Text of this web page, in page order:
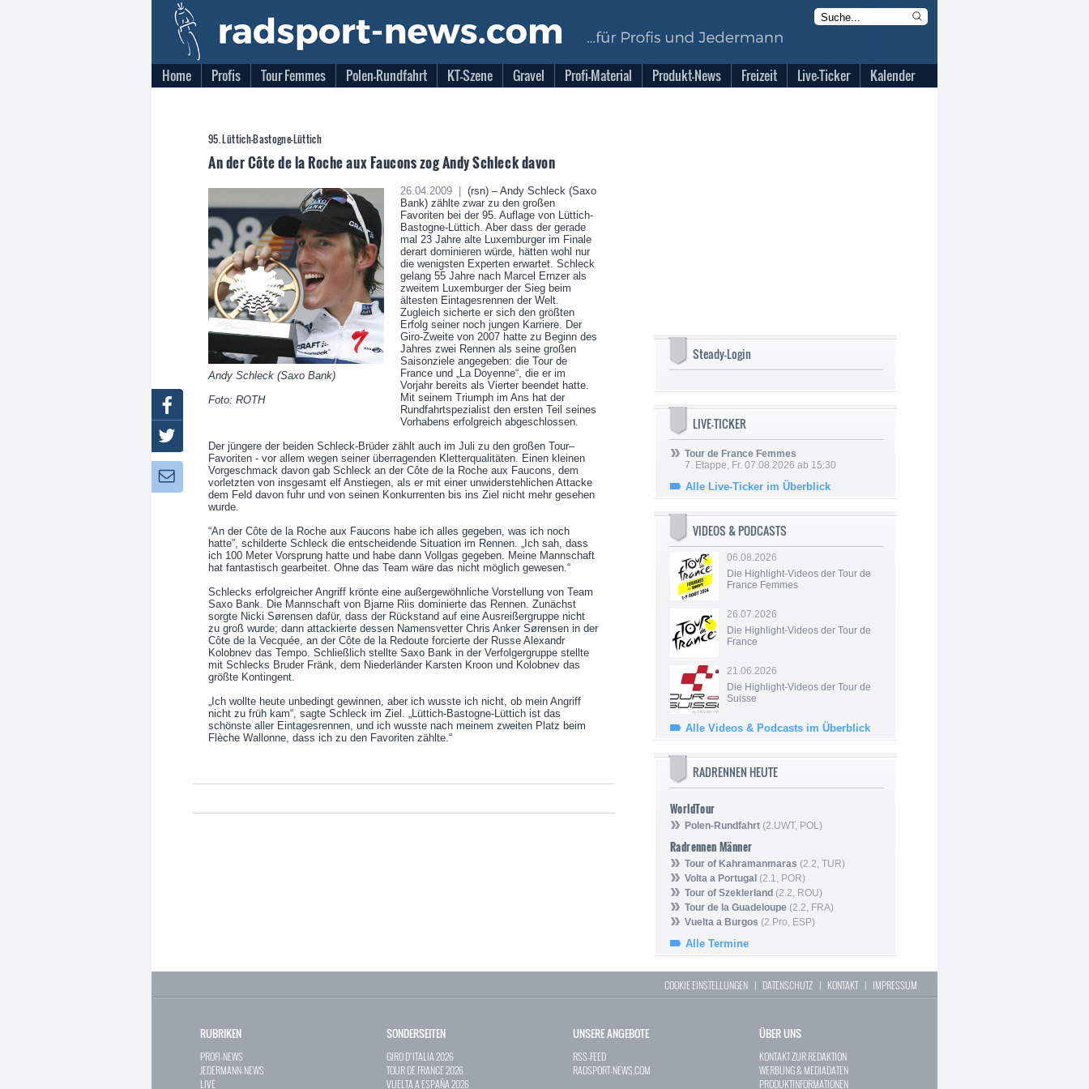
Home Profis Tour Femmes Polen-Rundfahrt KT-Szene Gravel Profi-Material Produkt-News Freizeit Live-Ticker Kalender
95. Lüttich-Bastogne-Lüttich
An der Côte de la Roche aux Faucons zog Andy Schleck davon
Andy Schleck (Saxo Bank)
Foto: ROTH
26.04.2009 |
(rsn) – Andy Schleck (Saxo
Bank) zählte zwar zu den großen
Favoriten bei der 95. Auflage von Lüttich-
Bastogne-Lüttich. Aber dass der gerade
mal 23 Jahre alte Luxemburger im Finale
derart dominieren würde, hätten wohl nur
die wenigsten Experten erwartet. Schleck
gelang 55 Jahre nach Marcel Ernzer als
zweitem Luxemburger der Sieg beim
ältesten Eintagesrennen der Welt.
Zugleich sicherte er sich den größten
Erfolg seiner noch jungen Karriere. Der
Giro-Zweite von 2007 hatte zu Beginn des
Jahres zwei Rennen als seine großen
Saisonziele angegeben: die Tour de
France und „La Doyenne“, die er im
Vorjahr bereits als Vierter beendet hatte.
Mit seinem Triumph im Ans hat der
Rundfahrtspezialist den ersten Teil seines
Vorhabens erfolgreich abgeschlossen.
Der jüngere der beiden Schleck-Brüder zählt auch im Juli zu den großen Tour–
Favoriten - vor allem wegen seiner überragenden Kletterqualitäten. Einen kleinen
Vorgeschmack davon gab Schleck an der Côte de la Roche aux Faucons, dem
vorletzten von insgesamt elf Anstiegen, als er mit einer unwiderstehlichen Attacke
dem Feld davon fuhr und von seinen Konkurrenten bis ins Ziel nicht mehr gesehen
wurde.
“An der Côte de la Roche aux Faucons habe ich alles gegeben, was ich noch
hatte”, schilderte Schleck die entscheidende Situation im Rennen. „Ich sah, dass
ich 100 Meter Vorsprung hatte und habe dann Vollgas gegeben. Meine Mannschaft
hat fantastisch gearbeitet. Ohne das Team wäre das nicht möglich gewesen.“
Schlecks erfolgreicher Angriff krönte eine außergewöhnliche Vorstellung von Team
Saxo Bank. Die Mannschaft von Bjarne Riis dominierte das Rennen. Zunächst
sorgte Nicki Sørensen dafür, dass der Rückstand auf eine Ausreißergruppe nicht
zu groß wurde; dann attackierte dessen Namensvetter Chris Anker Sørensen in der
Côte de la Vecquée, an der Côte de la Redoute forcierte der Russe Alexandr
Kolobnev das Tempo. Schließlich stellte Saxo Bank in der Verfolgergruppe stellte
mit Schlecks Bruder Fränk, dem Niederländer Karsten Kroon und Kolobnev das
größte Kontingent.
„Ich wollte heute unbedingt gewinnen, aber ich wusste ich nicht, ob mein Angriff
nicht zu früh kam“, sagte Schleck im Ziel. „Lüttich-Bastogne-Lüttich ist das
schönste aller Eintagesrennen, und ich wusste nach meinem zweiten Platz beim
Flèche Wallonne, dass ich zu den Favoriten zählte.“
Steady-Login
LIVE-TICKER
Tour de France Femmes
7. Etappe, Fr. 07.08.2026 ab 15:30
Alle Live-Ticker im Überblick
VIDEOS & PODCASTS
06.08.2026
Die Highlight-Videos der Tour de
France Femmes
26.07.2026
Die Highlight-Videos der Tour de
France
21.06.2026
Die Highlight-Videos der Tour de
Suisse
Alle Videos & Podcasts im Überblick
RADRENNEN HEUTE
WorldTour
Polen-Rundfahrt (2.UWT, POL)
Radrennen Männer
Tour of Kahramanmaras (2.2, TUR)
Volta a Portugal (2.1, POR)
Tour of Szeklerland (2.2, ROU)
Tour de la Guadeloupe (2.2, FRA)
Vuelta a Burgos (2.Pro, ESP)
Alle Termine
Facebook
Newsletter:
COOKIE EINSTELLUNGEN | DATENSCHUTZ | KONTAKT| IMPRESSUM
RUBRIKEN
PROFI-NEWS
JEDERMANN-NEWS
LIVE
SONDERSEITEN
GIRO D`ITALIA 2026
TOUR DE FRANCE 2026
VUELTA A ESPAÑA 2026
UNSERE ANGEBOTE
RSS-FEED
RADSPORT-NEWS.COM
ÜBER UNS
KONTAKT ZUR REDAKTION
WERBUNG & MEDIADATEN
PRODUKTINFORMATIONEN